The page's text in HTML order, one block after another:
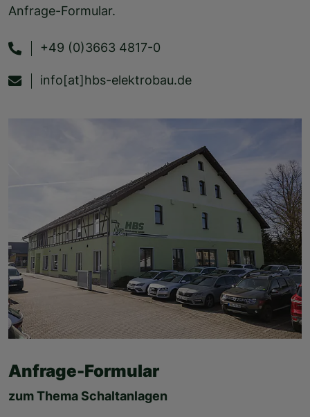
Anfrage-Formular.
+49 (0)3663 4817-0
info[at]hbs-elektrobau.de
Anfrage-Formular
zum Thema Schaltanlagen